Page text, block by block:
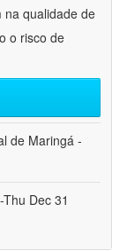
na qualidade de
o risco de
de Maringá -
Dec 31